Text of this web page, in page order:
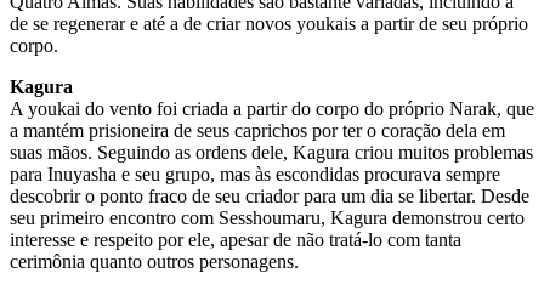
de se regenerar e até a de criar novos youkais a partir de seu próprio
corpo.
Kagura
A youkai do vento foi criada a partir do corpo do próprio Narak, que
a mantém prisioneira de seus caprichos por ter o coração dela em
suas mãos. Seguindo as ordens dele, Kagura criou muitos problemas
para Inuyasha e seu grupo, mas às escondidas procurava sempre
descobrir o ponto fraco de seu criador para um dia se libertar. Desde
seu primeiro encontro com Sesshoumaru, Kagura demonstrou certo
interesse e respeito por ele, apesar de não tratá-lo com tanta
cerimônia quanto outros personagens.